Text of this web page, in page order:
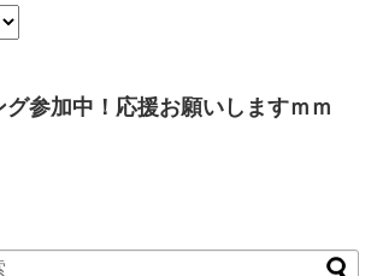
参加中！応援お願いしますｍｍ